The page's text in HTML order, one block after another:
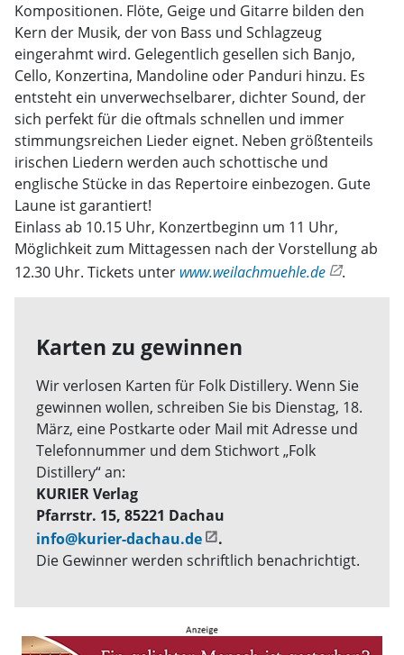
Kompositionen. Flöte, Geige und Gitarre bilden den
Kern der Musik, der von Bass und Schlagzeug
eingerahmt wird. Gelegentlich gesellen sich Banjo,
Cello, Konzertina, Mandoline oder Panduri hinzu. Es
entsteht ein unverwechselbarer, dichter Sound, der
sich perfekt für die oftmals schnellen und immer
stimmungsreichen Lieder eignet. Neben größtenteils
irischen Liedern werden auch schottische und
englische Stücke in das Repertoire einbezogen. Gute
Laune ist garantiert!
Einlass ab 10.15 Uhr, Konzertbeginn um 11 Uhr,
Möglichkeit zum Mittagessen nach der Vorstellung ab
12.30 Uhr. Tickets unter www.weilachmuehle.de .
Karten zu gewinnen
Wir verlosen Karten für Folk Distillery. Wenn Sie
gewinnen wollen, schreiben Sie bis Dienstag, 18.
März, eine Postkarte oder Mail mit Adresse und
Telefonnummer und dem Stichwort „Folk
Distillery“ an:
KURIER Verlag
Pfarrstr. 15, 85221 Dachau
info@kurier-dachau.de
.
Die Gewinner werden schriftlich benachrichtigt.